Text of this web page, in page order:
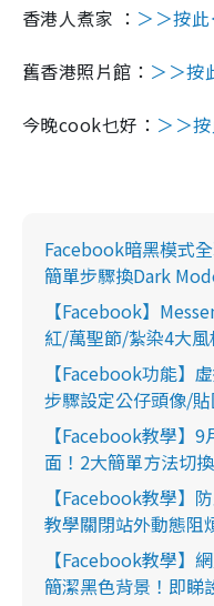
香港人煮家 ： ＞＞按此
舊香港照片館： ＞＞按
今晚cook乜好： ＞＞
Facebook暗黑模式
簡單步驟換Dark
【Facebook】
紅/萬聖節/紮染4大
【Facebook功能】
步驟設定公仔頭像/
【Facebook教學】
面！2大簡單方法切
【Facebook教學】
教學關閉站外動態阻
【Facebook教學】
簡潔黑色背景！即睇